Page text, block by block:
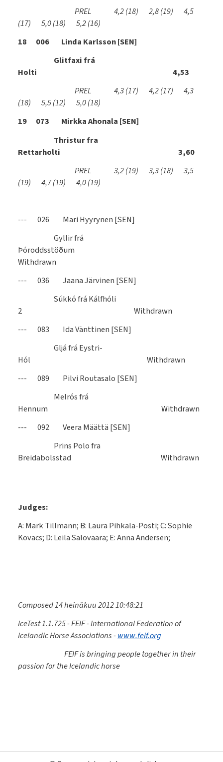
PREL 4,2(18) 2,8(19) 4,5
(17) 5,0(18) 5,2(16)
18 006 Linda Karlsson [SEN]
Glitfaxi frá
Holti 4,53
PREL 4,3(17) 4,2(17) 4,3
(18) 5,5(12) 5,0(18)
19 073 Mirkka Ahonala [SEN]
Thristur fra
Rettarholti 3,60
PREL 3,2(19) 3,3(18) 3,5
(19) 4,7(19) 4,0(19)
--- 026 Mari Hyyrynen [SEN]
Gyllir frá
Þóroddsstöðum
Withdrawn
--- 036 Jaana Järvinen [SEN]
Súkkó frá Kálfhóli
2 Withdrawn
--- 083 Ida Vänttinen [SEN]
Gljá frá Eystri-
Hól Withdrawn
--- 089 Pilvi Routasalo [SEN]
Melrós frá
Hennum Withdrawn
--- 092 Veera Määttä [SEN]
Prins Polo fra
Breidabolsstad Withdrawn
Judges:
A: Mark Tillmann; B: Laura Pihkala-Posti; C: Sophie
Kovacs; D: Leila Salovaara; E: Anna Andersen;
Composed 14 heinäkuu 2012 10:48:21
IceTest 1.1.725 - FEIF - International Federation of
Icelandic Horse Associations -www.feif.org
FEIF is bringing people together in their
passion for the Icelandic horse